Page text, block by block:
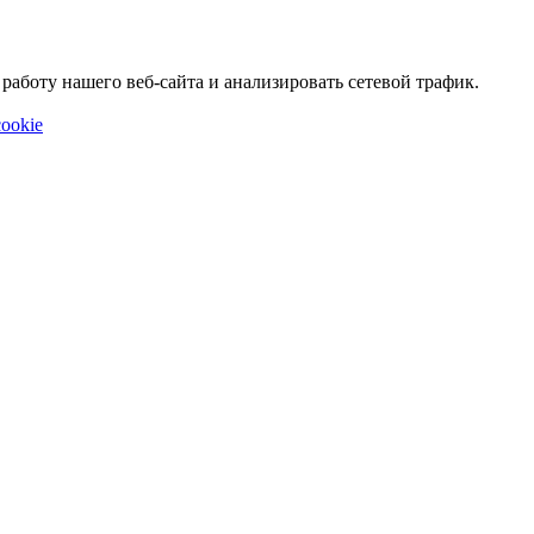
нашего веб-сайта и анализировать сетевой трафик.